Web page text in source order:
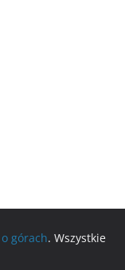
górach. Wszystkie